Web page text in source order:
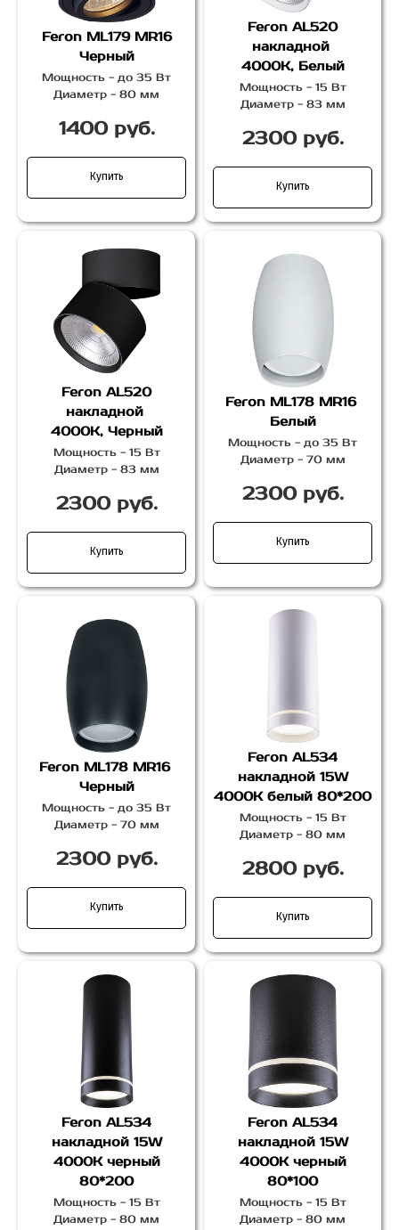
Feron ML179 MR16
Черный
Мощность - до 35 Вт
Диаметр - 80 мм
1400 руб.
Купить
Feron AL520
накладной
4000К, Белый
Мощность - 15 Вт
Диаметр - 83 мм
2300 руб.
Купить
Feron AL520
накладной
4000К, Черный
Мощность - 15 Вт
Диаметр - 83 мм
2300 руб.
Купить
Feron ML178 MR16
Белый
Мощность - до 35 Вт
Диаметр - 70 мм
2300 руб.
Купить
Feron ML178 MR16
Черный
Мощность - до 35 Вт
Диаметр - 70 мм
2300 руб.
Купить
Feron AL534
накладной 15W
4000K белый 80*200
Мощность - 15 Вт
Диаметр - 80 мм
2800 руб.
Купить
Feron AL534
накладной 15W
4000K черный
80*200
Мощность - 15 Вт
Диаметр - 80 мм
Feron AL534
накладной 15W
4000K черный
80*100
Мощность - 15 Вт
Диаметр - 80 мм